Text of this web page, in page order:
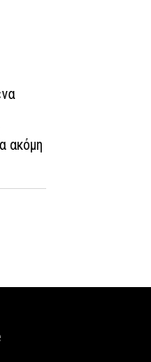
ακόμη